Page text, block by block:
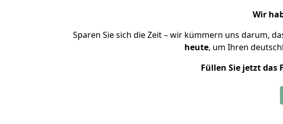
Wir
Sparen Sie sich die Zeit – wir kümmern uns darum,
heute, um Ihren
Füllen Sie jetzt das